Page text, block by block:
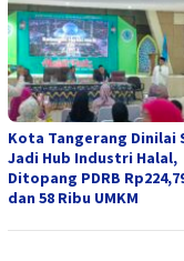
Kota Tangerang Dinilai
Jadi Hub Industri Halal,
Ditopang PDRB
dan 58 Ribu UMKM